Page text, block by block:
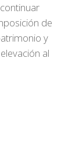
de
y
al